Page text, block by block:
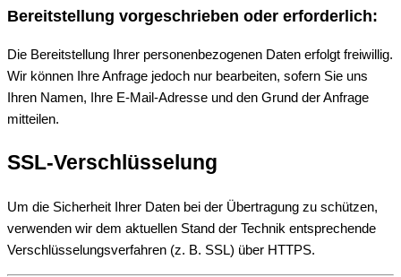
Bereitstellung vorgeschrieben oder erforderlich:
Die Bereitstellung Ihrer personenbezogenen Daten erfolgt freiwillig.
Wir können Ihre Anfrage jedoch nur bearbeiten, sofern Sie uns
Ihren Namen, Ihre E-Mail-Adresse und den Grund der Anfrage
mitteilen.
SSL-Verschlüsselung
Um die Sicherheit Ihrer Daten bei der Übertragung zu schützen,
verwenden wir dem aktuellen Stand der Technik entsprechende
Verschlüsselungsverfahren (z. B. SSL) über HTTPS.